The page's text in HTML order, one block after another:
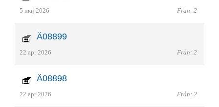
5 maj 2026 Från: 2
Ä08899
22 apr 2026 Från: 2
Ä08898
22 apr 2026 Från: 2